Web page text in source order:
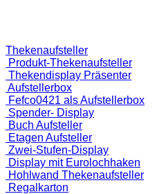
Thekenaufsteller
Produkt-Thekenaufsteller
Thekendisplay Präsenter
Aufstellerbox
Fefco0421 als Aufstellerbox
Spender- Display
Buch Aufsteller
Etagen Aufsteller
Zwei-Stufen-Display
Display mit Eurolochhaken
Hohlwand Thekenaufsteller
Regalkarton